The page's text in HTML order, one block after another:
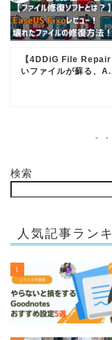
【4DDiG File
いファイルが蘇る、
検索
人気記事ラン
1